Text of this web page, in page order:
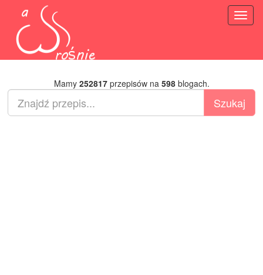
Mamy 252817przepisów na 598blogach.